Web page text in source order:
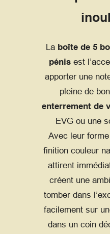
La boîte de 5
pénis est
apporter une
pleine de
enterrement de
EVG ou une
Avec leur
finition couleur
attirent
créent une
tomber dans
facilement sur
dans un coin